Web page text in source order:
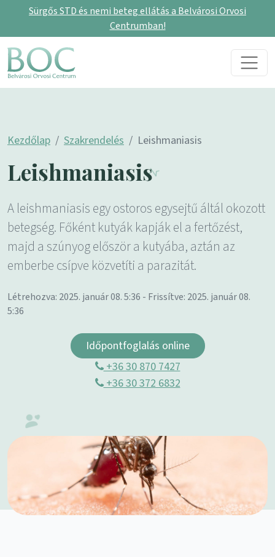
Sürgős STD és nemi beteg ellátás a Belvárosi Orvosi
Centrumban!
Skip to content
Main Navigation
Kezdőlap Szakrendelés Leishmaniasis
Leishmaniasis
A leishmaniasis egy ostoros egysejtű áltál okozott
betegség. Főként kutyák kapják el a fertőzést,
majd a szúnyog először a kutyába, aztán az
emberbe csípve közvetíti a parazitát.
Létrehozva: 2025. január 08. 5:36 - Frissítve: 2025. január 08.
5:36
Időpontfoglalás online
+36 30 870 7427
+36 30 372 6832